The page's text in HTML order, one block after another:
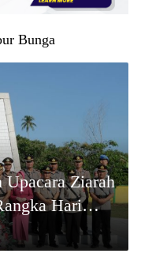
Bunga
Ziarah
Hari